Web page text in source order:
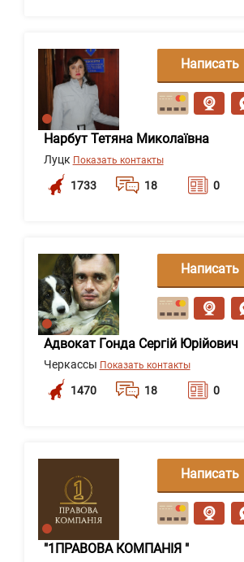
Нарбут Тетяна Миколаївна
Луцк Показать контакты
1733 18 0
Написать
сообщение
Адвокат Гонда Сергій Юрійович
Черкассы Показать контакты
1470 18 0
Написать
сообщение
"1ПРАВОВА КОМПАНІЯ "
Написать
сообщение